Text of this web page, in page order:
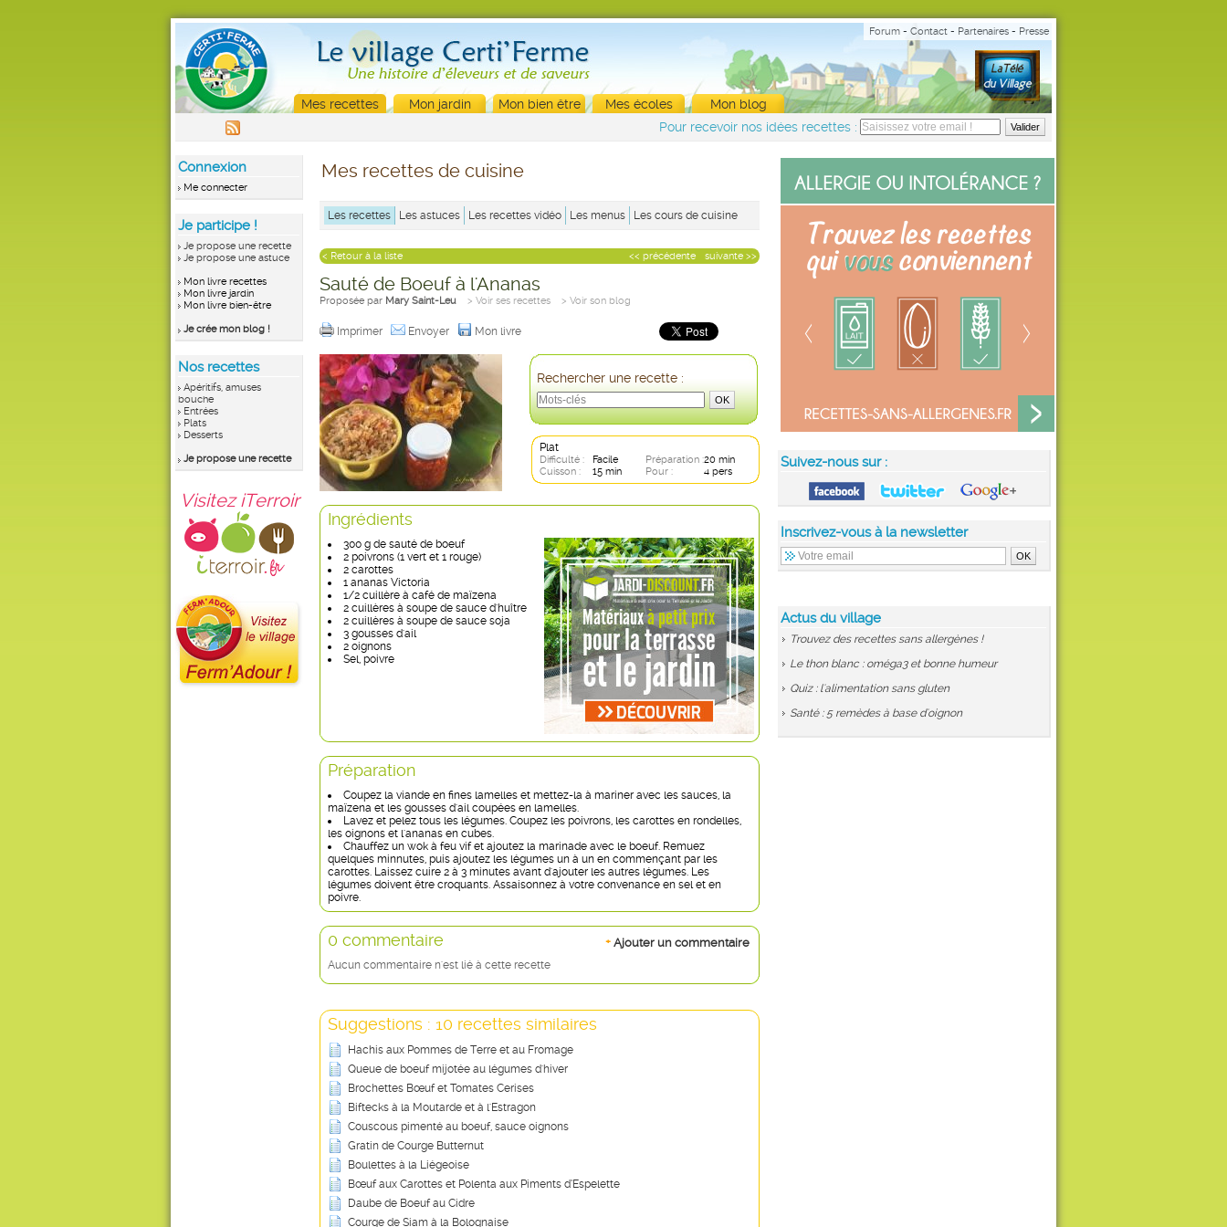
Forum - Contact - Partenaires - Presse
Mes recettes Mon jardin Mon bien être Mes écoles
Mon blog
Pour recevoir nos idées recettes :
Connexion
Me connecter
Je participe !
Je propose une recette
Je propose une astuce
Mon livre recettes
Mon livre jardin
Mon livre bien-être
Je crée mon blog !
Nos recettes
Apéritifs, amuses
bouche
Entrées
Plats
Desserts
Je propose une recette
Visitez iTerroir
Suivez-nous sur :
Inscrivez-vous à la newsletter
Actus du village
Trouvez des recettes sans allergènes !
Le thon blanc : oméga3 et bonne humeur
Quiz : l'alimentation sans gluten
Santé : 5 remèdes à base d'oignon
Mes recettes de cuisine
Les recettes Les astuces Les recettes vidéo Les menus Les cours de cuisine
suivante >>
<< précédente
< Retour à la liste
Sauté de Boeuf à l'Ananas
Proposée par Mary Saint-Leu > Voir ses recettes > Voir son blog
Imprimer Envoyer Mon livre
Rechercher une recette :
Plat
Difficulté : Facile Préparation :20 min
Cuisson :
15 min Pour : 4 pers
Ingrédients
300 g de sauté de boeuf
2 poivrons (1 vert et 1 rouge)
2 carottes
1 ananas Victoria
1/2 cuillère à café de maïzena
2 cuillères à soupe de sauce d'huître
2 cuillères à soupe de sauce soja
3 gousses d'ail
2 oignons
Sel, poivre
Préparation
Coupez la viande en fines lamelles et mettez-la à mariner avec les sauces, la
maïzena et les gousses d'ail coupées en lamelles.
Lavez et pelez tous les légumes. Coupez les poivrons, les carottes en rondelles,
les oignons et l'ananas en cubes.
Chauffez un wok à feu vif et ajoutez la marinade avec le boeuf. Remuez
quelques minnutes, puis ajoutez les légumes un à un en commençant par les
carottes. Laissez cuire 2 à 3 minutes avant d'ajouter les autres légumes. Les
légumes doivent être croquants. Assaisonnez à votre convenance en sel et en
poivre.
+ Ajouter un commentaire
0 commentaire
Aucun commentaire n'est lié à cette recette
Suggestions : 10 recettes similaires
Hachis aux Pommes de Terre et au Fromage
Queue de boeuf mijotée au légumes d'hiver
Brochettes Bœuf et Tomates Cerises
Biftecks à la Moutarde et à l'Estragon
Couscous pimenté au boeuf, sauce oignons
Gratin de Courge Butternut
Boulettes à la Liégeoise
Bœuf aux Carottes et Polenta aux Piments d’Espelette
Daube de Boeuf au Cidre
Courge de Siam à la Bolognaise